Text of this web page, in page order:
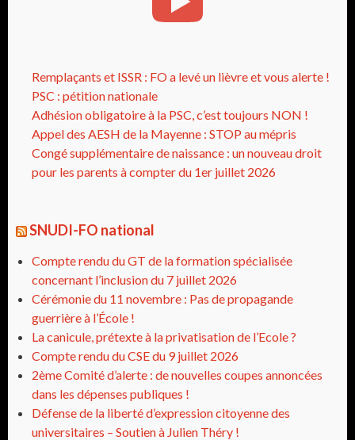
Remplaçants et ISSR : FO a levé un lièvre et vous alerte !
PSC : pétition nationale
Adhésion obligatoire à la PSC, c’est toujours NON !
Appel des AESH de la Mayenne : STOP au mépris
Congé supplémentaire de naissance : un nouveau droit
pour les parents à compter du 1er juillet 2026
SNUDI-FO national
Compte rendu du GT de la formation spécialisée
concernant l’inclusion du 7 juillet 2026
Cérémonie du 11 novembre : Pas de propagande
guerrière à l’École !
La canicule, prétexte à la privatisation de l’Ecole ?
Compte rendu du CSE du 9 juillet 2026
2ème Comité d’alerte : de nouvelles coupes annoncées
dans les dépenses publiques !
Défense de la liberté d’expression citoyenne des
universitaires – Soutien à Julien Théry !